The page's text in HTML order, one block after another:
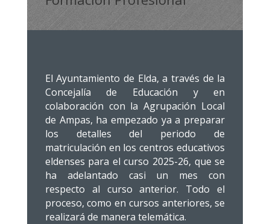
El Ayuntamiento de Elda, a través de la
Concejalía de Educación y en
colaboración con la Agrupación Local
de Ampas, ha empezado ya a preparar
los detalles del periodo de
matriculación en los centros educativos
eldenses para el curso 2025-26, que se
ha adelantado casi un mes con
respecto al curso anterior. Todo el
proceso, como en cursos anteriores, se
realizará de manera telemática.